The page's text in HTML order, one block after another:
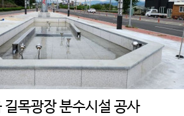
길목광장 분수시설 공사